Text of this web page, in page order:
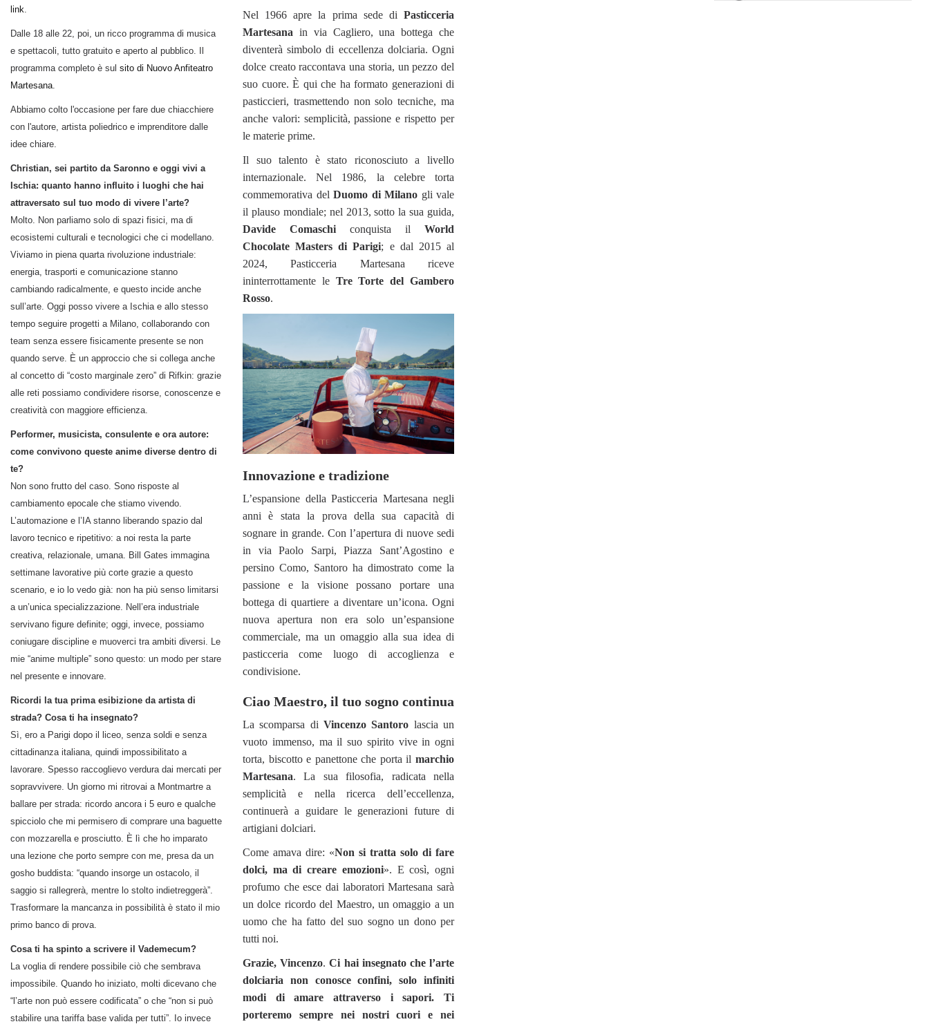
link
Dalle 18 alle 22, poi, un ricco programma di musica
e spettacoli, tutto gratuito e aperto al pubblico. Il
programma completo è sul sito di Nuovo Anfiteatro
Martesana
Abbiamo colto l'occasione per fare due chiacchiere
con l'autore, artista poliedrico e imprenditore dalle
idee chiare.
Christian, sei partito da Saronno e oggi vivi a
Ischia: quanto hanno influito i luoghi che hai
attraversato sul tuo modo di vivere l’arte?
Molto. Non parliamo solo di spazi fisici, ma di
ecosistemi culturali e tecnologici che ci modellano.
Viviamo in piena quarta rivoluzione industriale:
energia, trasporti e comunicazione stanno
cambiando radicalmente, e questo incide anche
sull’arte. Oggi posso vivere a Ischia e allo stesso
tempo seguire progetti a Milano, collaborando con
team senza essere fisicamente presente se non
quando serve. È un approccio che si collega anche
al concetto di “costo marginale zero” di Rifkin: grazie
alle reti possiamo condividere risorse, conoscenze e
creatività con maggiore efficienza.
Performer, musicista, consulente e ora autore:
come convivono queste anime diverse dentro di
te?
Non sono frutto del caso. Sono risposte al
cambiamento epocale che stiamo vivendo.
L’automazione e l’IA stanno liberando spazio dal
lavoro tecnico e ripetitivo: a noi resta la parte
creativa, relazionale, umana. Bill Gates immagina
settimane lavorative più corte grazie a questo
scenario, e io lo vedo già: non ha più senso limitarsi
a un’unica specializzazione. Nell’era industriale
servivano figure definite; oggi, invece, possiamo
coniugare discipline e muoverci tra ambiti diversi. Le
mie “anime multiple” sono questo: un modo per stare
nel presente e innovare.
Ricordi la tua prima esibizione da artista di
strada? Cosa ti ha insegnato?
Sì, ero a Parigi dopo il liceo, senza soldi e senza
cittadinanza italiana, quindi impossibilitato a
lavorare. Spesso raccoglievo verdura dai mercati per
sopravvivere. Un giorno mi ritrovai a Montmartre a
ballare per strada: ricordo ancora i 5 euro e qualche
spicciolo che mi permisero di comprare una baguette
con mozzarella e prosciutto. È lì che ho imparato
una lezione che porto sempre con me, presa da un
gosho buddista: “quando insorge un ostacolo, il
saggio si rallegrerà, mentre lo stolto indietreggerà”.
Trasformare la mancanza in possibilità è stato il mio
primo banco di prova.
Cosa ti ha spinto a scrivere il Vademecum?
La voglia di rendere possibile ciò che sembrava
impossibile. Quando ho iniziato, molti dicevano che
“l’arte non può essere codificata” o che “non si può
stabilire una tariffa base valida per tutti”. Io invece
Nel 1966 apre la prima sede di Pasticceria
Martesana in via Cagliero, una bottega che
diventerà simbolo di eccellenza dolciaria. Ogni
dolce creato raccontava una storia, un pezzo del
suo cuore. È qui che ha formato generazioni di
pasticcieri, trasmettendo non solo tecniche, ma
anche valori: semplicità, passione e rispetto per
le materie prime.
Il suo talento è stato riconosciuto a livello
internazionale. Nel 1986, la celebre torta
commemorativa del Duomo di Milano gli vale
il plauso mondiale; nel 2013, sotto la sua guida,
Davide Comaschi conquista il World
Chocolate Masters di Parigi; e dal 2015 al
2024, Pasticceria Martesana riceve
ininterrottamente le Tre Torte del Gambero
Rosso.
Innovazione e tradizione
L’espansione della Pasticceria Martesana negli
anni è stata la prova della sua capacità di
sognare in grande. Con l’apertura di nuove sedi
in via Paolo Sarpi, Piazza Sant’Agostino e
persino Como, Santoro ha dimostrato come la
passione e la visione possano portare una
bottega di quartiere a diventare un’icona. Ogni
nuova apertura non era solo un’espansione
commerciale, ma un omaggio alla sua idea di
pasticceria come luogo di accoglienza e
condivisione.
Ciao Maestro, il tuo sogno continua
La scomparsa di Vincenzo Santoro lascia un
vuoto immenso, ma il suo spirito vive in ogni
torta, biscotto e panettone che porta il marchio
Martesana. La sua filosofia, radicata nella
semplicità e nella ricerca dell’eccellenza,
continuerà a guidare le generazioni future di
artigiani dolciari.
Come amava dire: «Non si tratta solo di fare
dolci, ma di creare emozioni». E così, ogni
profumo che esce dai laboratori Martesana sarà
un dolce ricordo del Maestro, un omaggio a un
uomo che ha fatto del suo sogno un dono per
tutti noi.
Grazie, Vincenzo.Ci hai insegnato che l’arte
dolciaria non conosce confini, solo infiniti
modi di amare attraverso i sapori. Ti
porteremo sempre nei nostri cuori e nei